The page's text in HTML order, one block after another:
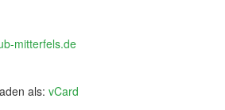
mitterfels.de
als: vCard